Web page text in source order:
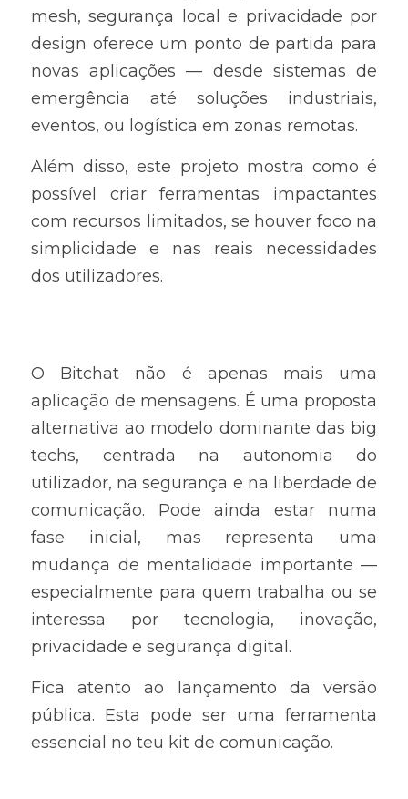
mesh, segurança local e privacidade por
design oferece um ponto de partida para
novas aplicações — desde sistemas de
emergência até soluções industriais,
eventos, ou logística em zonas remotas.
Além disso, este projeto mostra como é
possível criar ferramentas impactantes
com recursos limitados, se houver foco na
simplicidade e nas reais necessidades
dos utilizadores.
O Bitchat não é apenas mais uma
aplicação de mensagens. É uma proposta
alternativa ao modelo dominante das big
techs, centrada na autonomia do
utilizador, na segurança e na liberdade de
comunicação. Pode ainda estar numa
fase inicial, mas representa uma
mudança de mentalidade importante —
especialmente para quem trabalha ou se
interessa por tecnologia, inovação,
privacidade e segurança digital.
Fica atento ao lançamento da versão
pública. Esta pode ser uma ferramenta
essencial no teu kit de comunicação.